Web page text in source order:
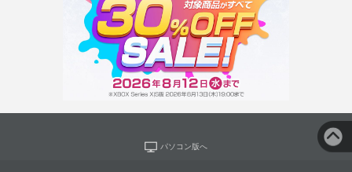
パソコン版へ